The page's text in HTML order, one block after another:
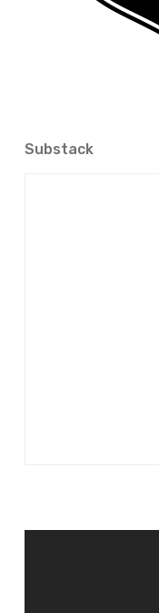
Substack